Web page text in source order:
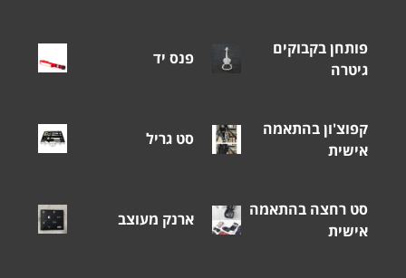
פותחן בקבוקים
גיטרה
פנס יד
קפוצ'ון בהתאמה
אישית
סט גריל
סט רחצה בהתאמה
אישית
ארנק מעוצב